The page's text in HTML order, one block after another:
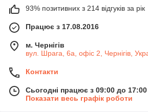
93% позитивних з 214 відгуків за рік
Працює з 17.08.2016
м. Чернігів
вул. Шрага, 6а, офіс 2, Чернігів,
Контакти
Сьогодні працює з 09:00 до 17:00
Показати весь графік роботи